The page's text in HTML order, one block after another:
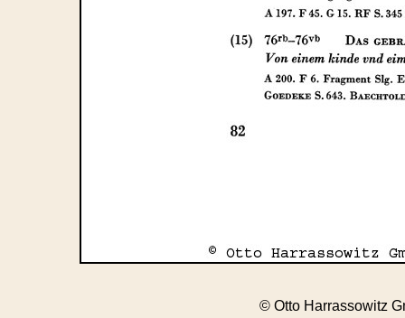
© Otto Harrassowitz